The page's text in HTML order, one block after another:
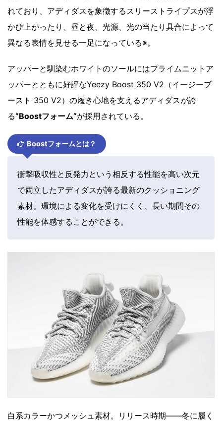
れており、アディダスを象徴するスリーストライプスが浮
かび上がったり、昼と夜、光源、光の当たり具合によって
異なる表情を見せる一足になっている※。
アッパーと馴染むホワイトのソールにはプライムニットア
ッパーとともに好評なYeezy Boost 350 V2（イージーブ
ースト 350 V2）の履き心地を支えるアディダスが誇
る”Boostフォーム”が採用されている。
Boostフォームとは？
衝撃吸収性と反発力という相反する性能を高い次元
で両立したアディダスが誇る最新のクッショニング
素材。環境による変化を受けにくく、長い期間その
性能を体感することができる。
白系カラーかつメッシュ素材。リリース時期――冬に履く